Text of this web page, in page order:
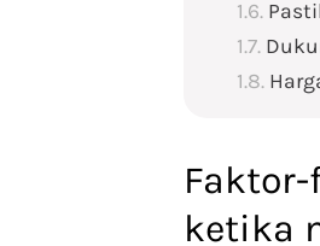
ketika